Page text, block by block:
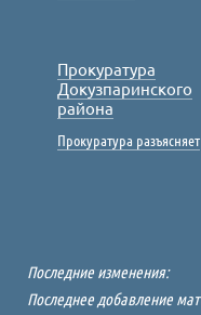
Прокуратура
Докузпаринского
района
Прокуратура разъясняет
Последние изменения:
Последнее добавление